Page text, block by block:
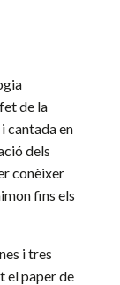
de la
cantada en
dels
conèixer
fins els
i tres
el paper de